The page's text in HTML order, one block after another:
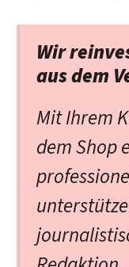
Wir
aus dem
Mit Ihrem
dem Shop